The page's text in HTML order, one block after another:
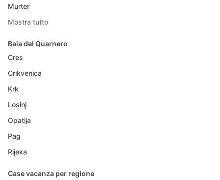
Murter
Mostra tutto
Baia del Quarnero
Cres
Crikvenica
Krk
Losinj
Opatija
Pag
Rijeka
Case vacanza per regione